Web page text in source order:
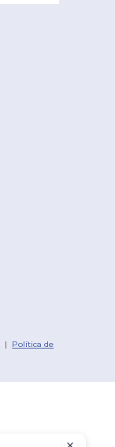
| Política de